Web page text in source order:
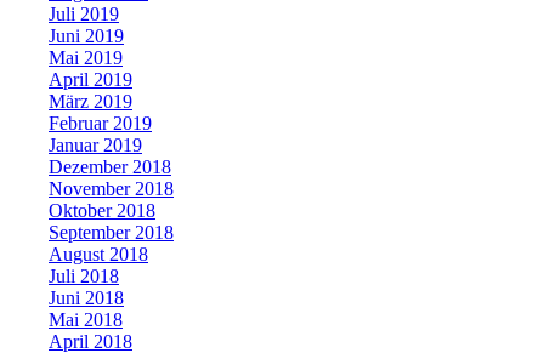
Juli 2019
Juni 2019
Mai 2019
April 2019
März 2019
Februar 2019
Januar 2019
Dezember 2018
November 2018
Oktober 2018
September 2018
August 2018
Juli 2018
Juni 2018
Mai 2018
April 2018